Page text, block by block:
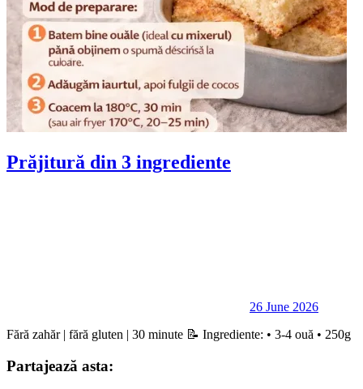
Prăjitură din 3 ingrediente
26 June 2026
Fără zahăr | fără gluten | 30 minute 📝 Ingrediente: • 3-4 ouă • 250g
Partajează asta: